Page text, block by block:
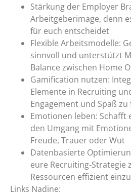
Stärkung der Employer
Arbeitgeberimage, denn
für euch entscheidet
Flexible Arbeitsmodelle:
sinnvoll und unterstützt
Balance zwischen Home
Gamification nutzen:
Elemente in Recruiting
Engagement und Spaß
Emotionen leben: Schafft
den Umgang mit
Freude, Trauer oder Wut
Datenbasierte
eure Recruiting-Strategie
Ressourcen effizient
Links Nadine: